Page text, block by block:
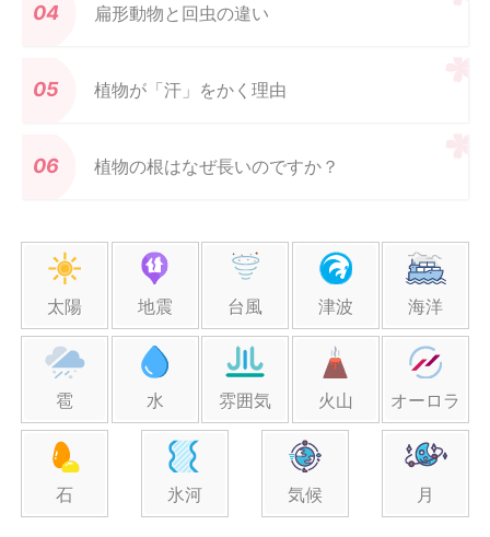
扁形動物と回虫の違い
植物が「汗」をかく理由
植物の根はなぜ長いのですか？
太陽 地震 台風 津波 海洋
雹 水 雰囲気 火山 オーロラ
石 氷河 気候 月